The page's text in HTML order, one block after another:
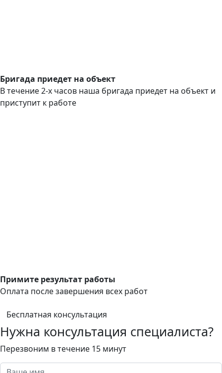
Бригада приедет на объект
В течение 2-х часов наша бригада приедет на объект и
приступит к работе
Примите результат работы
Оплата после завершения всех работ
Бесплатная консультация
Нужна консультация специалиста?
Перезвоним в течение 15 минут